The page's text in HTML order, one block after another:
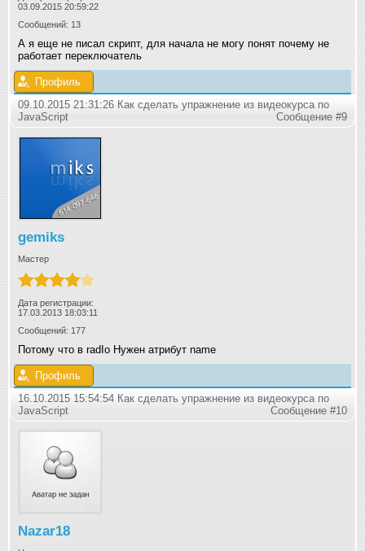
03.09.2015 20:59:22
Сообщений: 13
А я еще не писал скрипт, для начала не могу понят почему не
работает переключатель
Профиль
09.10.2015 21:31:26 Как сделать упражнение из видеокурса по
JavaScript
Сообщение #9
gemiks
Мастер
Дата регистрации:
17.03.2013 18:03:11
Сообщений: 177
Потому что в radIo Нужен атрибут name
Профиль
16.10.2015 15:54:54 Как сделать упражнение из видеокурса по
JavaScript
Сообщение #10
Nazar18